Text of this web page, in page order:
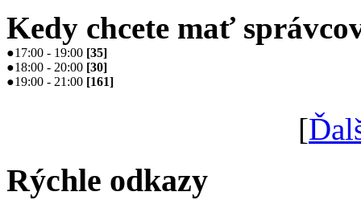
Kedy chcete mať
●17:00 - 19:00 [35]
●18:00 - 20:00 [30]
●19:00 - 21:00 [161]
[
Rýchle odkazy